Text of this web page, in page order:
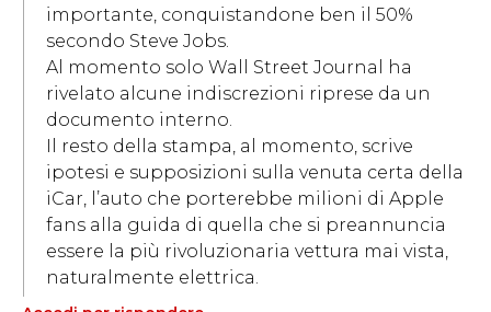
importante, conquistandone ben il 50%
secondo Steve Jobs.
Al momento solo Wall Street Journal ha
rivelato alcune indiscrezioni riprese da un
documento interno.
Il resto della stampa, al momento, scrive
ipotesi e supposizioni sulla venuta certa della
iCar, l’auto che porterebbe milioni di Apple
fans alla guida di quella che si preannuncia
essere la più rivoluzionaria vettura mai vista,
naturalmente elettrica.